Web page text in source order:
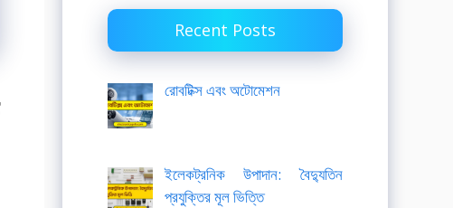
Recent Posts
রোবটিক্স এবং অটোমেশন
ইলেকট্রনিক উপাদান: বৈদ্যুতিন
প্রযুক্তির মূল ভিত্তি